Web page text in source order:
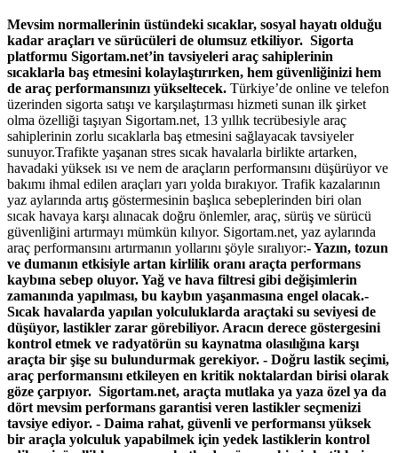
Mevsim normallerinin üstündeki sıcaklar, sosyal hayatı olduğu
kadar araçları ve sürücüleri de olumsuz etkiliyor. Sigorta
platformu Sigortam.net’in tavsiyeleri araç sahiplerinin
sıcaklarla baş etmesini kolaylaştırırken, hem güvenliğinizi hem
de araç performansınızı yükseltecek. Türkiye’de online ve telefon
üzerinden sigorta satışı ve karşılaştırması hizmeti sunan ilk şirket
olma özelliği taşıyan Sigortam.net, 13 yıllık tecrübesiyle araç
sahiplerinin zorlu sıcaklarla baş etmesini sağlayacak tavsiyeler
sunuyor.Trafikte yaşanan stres sıcak havalarla birlikte artarken,
havadaki yüksek ısı ve nem de araçların performansını düşürüyor ve
bakımı ihmal edilen araçları yarı yolda bırakıyor. Trafik kazalarının
yaz aylarında artış göstermesinin başlıca sebeplerinden biri olan
sıcak havaya karşı alınacak doğru önlemler, araç, sürüş ve sürücü
güvenliğini artırmayı mümkün kılıyor. Sigortam.net, yaz aylarında
araç performansını artırmanın yollarını şöyle sıralıyor:- Yazın, tozun
ve dumanın etkisiyle artan kirlilik oranı araçta performans
kaybına sebep oluyor. Yağ ve hava filtresi gibi değişimlerin
zamanında yapılması, bu kaybın yaşanmasına engel olacak.-
Sıcak havalarda yapılan yolculuklarda araçtaki su seviyesi de
düşüyor, lastikler zarar görebiliyor. Aracın derece göstergesini
kontrol etmek ve radyatörün su kaynatma olasılığına karşı
araçta bir şişe su bulundurmak gerekiyor. - Doğru lastik seçimi,
araç performansını etkileyen en kritik noktalardan birisi olarak
göze çarpıyor. Sigortam.net, araçta mutlaka ya yaza özel ya da
dört mevsim performans garantisi veren lastikler seçmenizi
tavsiye ediyor. - Daima rahat, güvenli ve performansı yüksek
bir araçla yolculuk yapabilmek için yedek lastiklerin kontrol